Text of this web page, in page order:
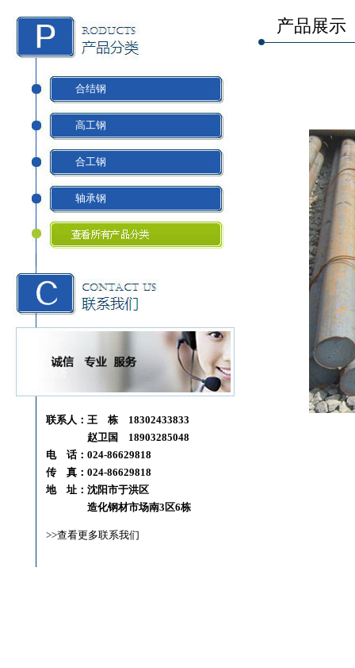
合结钢
高工钢
合工钢
轴承钢
联系人：王 栋 18302433833
赵卫国 18903285048
电 话：024-86629818
传 真：024-86629818
地 址：沈阳市于洪区
造化钢材市场南3区6栋
>>查看更多联系我们
产品展示